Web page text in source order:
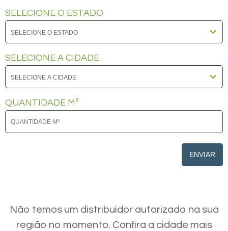
SELECIONE O ESTADO
SELECIONE A CIDADE
QUANTIDADE M²
ENVIAR
Não temos um distribuidor autorizado na sua
região no momento. Confira a cidade mais